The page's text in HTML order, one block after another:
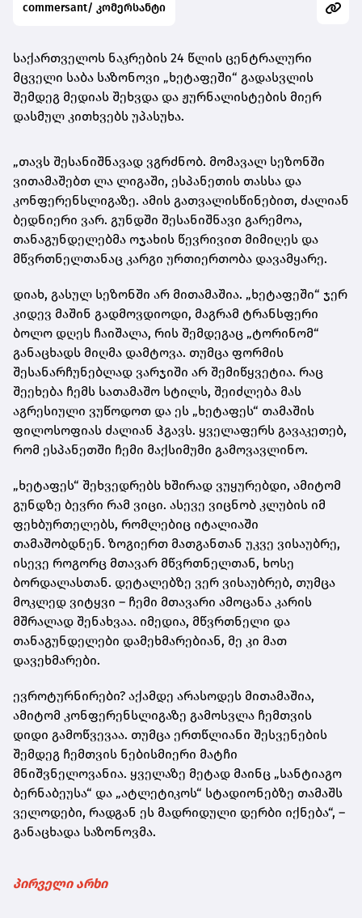
commersant/ კომერსანტი
საქართველოს ნაკრების 24 წლის ცენტრალური
მცველი საბა საზონოვი „ხეტაფეში“ გადასვლის
შემდეგ მედიას შეხვდა და ჟურნალისტების მიერ
დასმულ კითხვებს უპასუხა.
„თავს შესანიშნავად ვგრძნობ. მომავალ სეზონში
ვითამაშებთ ლა ლიგაში, ესპანეთის თასსა და
კონფერენსლიგაზე. ამის გათვალისწინებით, ძალიან
ბედნიერი ვარ. გუნდში შესანიშნავი გარემოა,
თანაგუნდელებმა ოჯახის წევრივით მიმიღეს და
მწვრთნელთანაც კარგი ურთიერთობა დავამყარე.
დიახ, გასულ სეზონში არ მითამაშია. „ხეტაფეში“ ჯერ
კიდევ მაშინ გადმოვდიოდი, მაგრამ ტრანსფერი
ბოლო დღეს ჩაიშალა, რის შემდეგაც „ტორინომ“
განაცხადს მიღმა დამტოვა. თუმცა ფორმის
შესანარჩუნებლად ვარჯიში არ შემიწყვეტია. რაც
შეეხება ჩემს სათამაშო სტილს, შეიძლება მას
აგრესიული ვუწოდოთ და ეს „ხეტაფეს“ თამაშის
ფილოსოფიას ძალიან ჰგავს. ყველაფერს გავაკეთებ,
რომ ესპანეთში ჩემი მაქსიმუმი გამოვავლინო.
„ხეტაფეს“ შეხვედრებს ხშირად ვუყურებდი, ამიტომ
გუნდზე ბევრი რამ ვიცი. ასევე ვიცნობ კლუბის იმ
ფეხბურთელებს, რომლებიც იტალიაში
თამაშობდნენ. ზოგიერთ მათგანთან უკვე ვისაუბრე,
ისევე როგორც მთავარ მწვრთნელთან, ხოსე
ბორდალასთან. დეტალებზე ვერ ვისაუბრებ, თუმცა
მოკლედ ვიტყვი – ჩემი მთავარი ამოცანა კარის
მშრალად შენახვაა. იმედია, მწვრთნელი და
თანაგუნდელები დამეხმარებიან, მე კი მათ
დავეხმარები.
ევროტურნირები? აქამდე არასოდეს მითამაშია,
ამიტომ კონფერენსლიგაზე გამოსვლა ჩემთვის
დიდი გამოწვევაა. თუმცა ერთწლიანი შესვენების
შემდეგ ჩემთვის ნებისმიერი მატჩი
მნიშვნელოვანია. ყველაზე მეტად მაინც „სანტიაგო
ბერნაბეუსა“ და „ატლეტიკოს“ სტადიონებზე თამაშს
ველოდები, რადგან ეს მადრიდული დერბი იქნება“, –
განაცხადა საზონოვმა.
პირველი არხი